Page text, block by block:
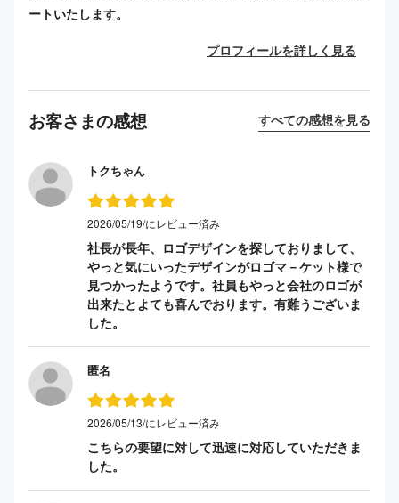
ートいたします。
プロフィールを詳しく見る
お客さまの感想 すべての感想を見る
トクちゃん
2026/05/19/にレビュー済み
社長が長年、ロゴデザインを探しておりまして、
やっと気にいったデザインがロゴマ－ケット様で
見つかったようです。社員もやっと会社のロゴが
出来たとよても喜んでおります。有難うございま
した。
匿名
2026/05/13/にレビュー済み
こちらの要望に対して迅速に対応していただきま
した。